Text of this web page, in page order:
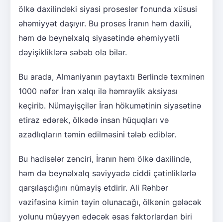
ölkə daxilindəki siyasi proseslər fonunda xüsusi
əhəmiyyət daşıyır. Bu proses İranın həm daxili,
həm də beynəlxalq siyasətində əhəmiyyətli
dəyişikliklərə səbəb ola bilər.
Bu arada, Almaniyanın paytaxtı Berlində təxminən
1000 nəfər İran xalqı ilə həmrəylik aksiyası
keçirib. Nümayişçilər İran hökumətinin siyasətinə
etiraz edərək, ölkədə insan hüquqları və
azadlıqların təmin edilməsini tələb ediblər.
Bu hadisələr zənciri, İranın həm ölkə daxilində,
həm də beynəlxalq səviyyədə ciddi çətinliklərlə
qarşılaşdığını nümayiş etdirir. Ali Rəhbər
vəzifəsinə kimin təyin olunacağı, ölkənin gələcək
yolunu müəyyən edəcək əsas faktorlardan biri